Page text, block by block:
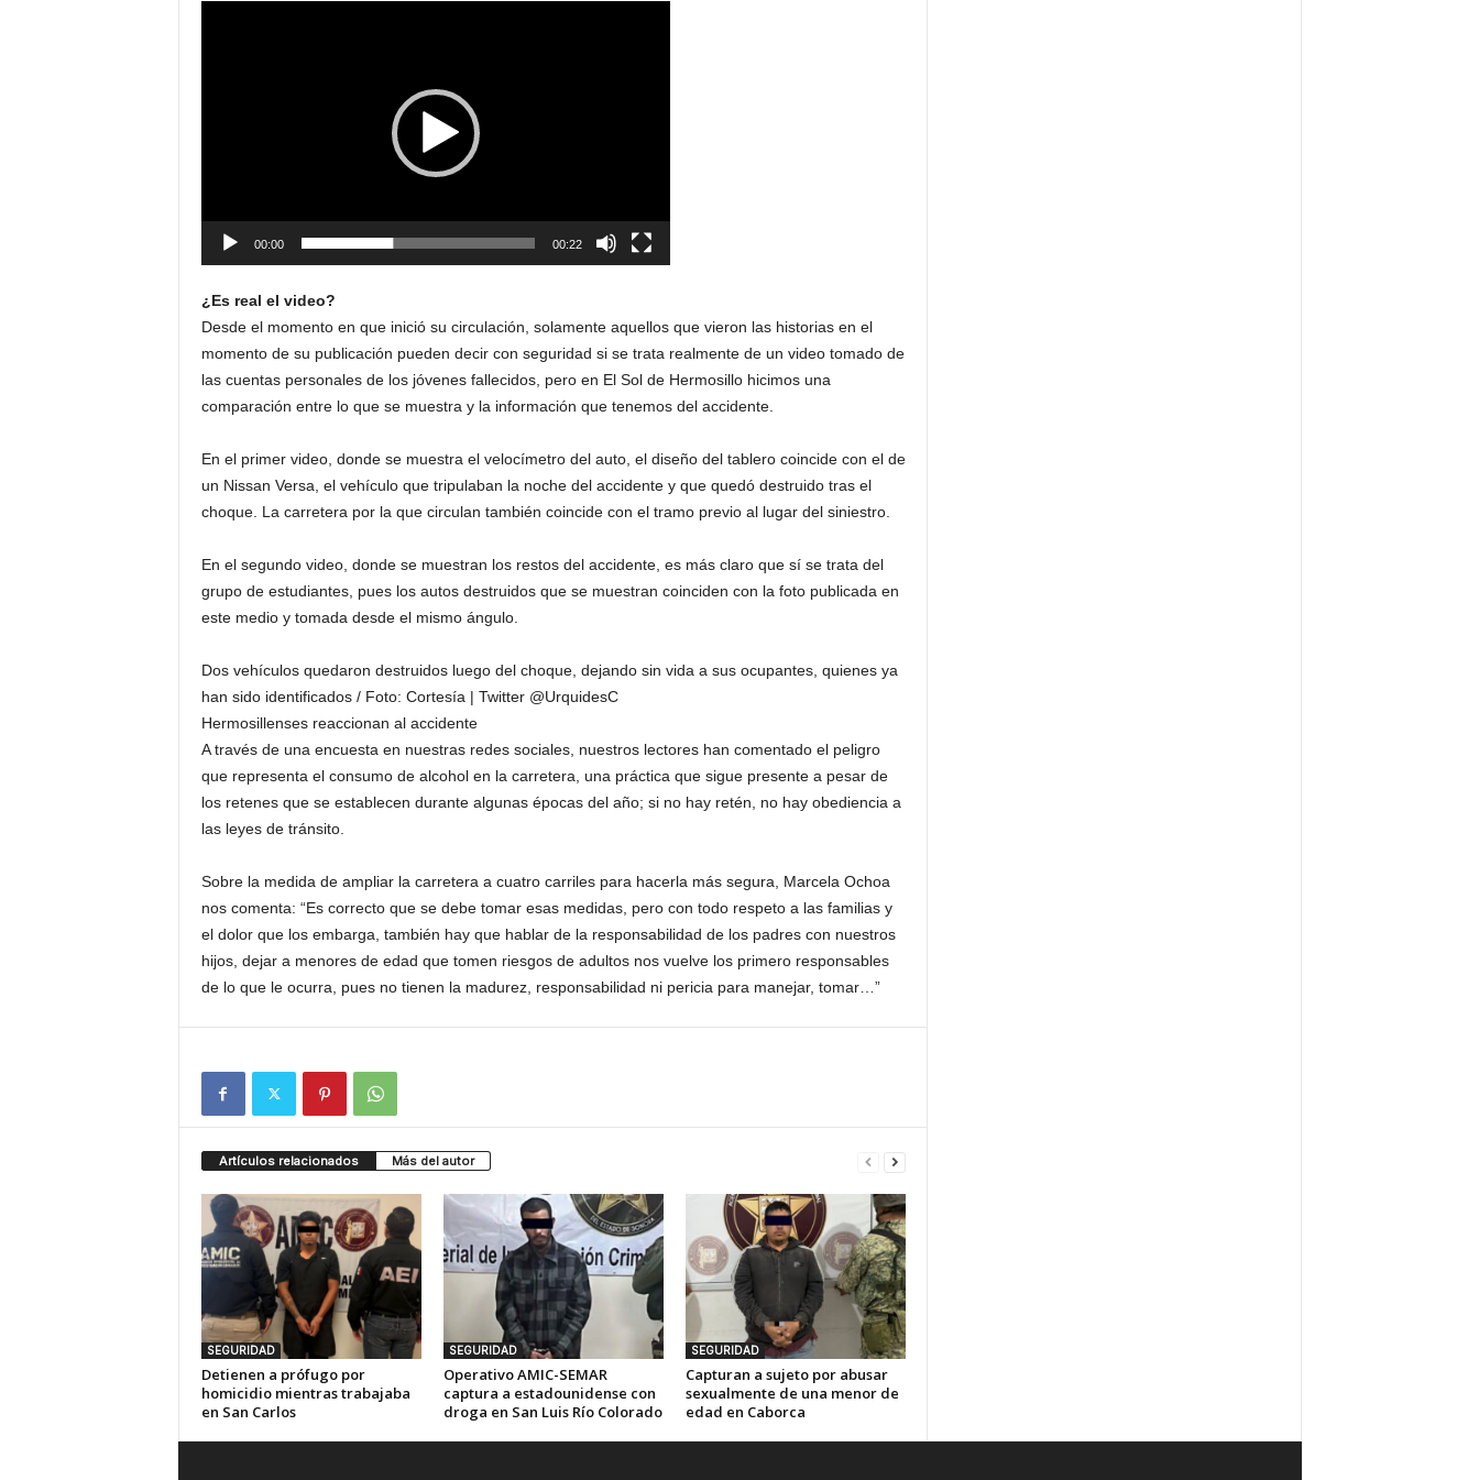
00:00 00:22
¿Es real el video?
Desde el momento en que inició su circulación, solamente aquellos que vieron las historias en el
momento de su publicación pueden decir con seguridad si se trata realmente de un video tomado de
las cuentas personales de los jóvenes fallecidos, pero en El Sol de Hermosillo hicimos una
comparación entre lo que se muestra y la información que tenemos del accidente.
En el primer video, donde se muestra el velocímetro del auto, el diseño del tablero coincide con el de
un Nissan Versa, el vehículo que tripulaban la noche del accidente y que quedó destruido tras el
choque. La carretera por la que circulan también coincide con el tramo previo al lugar del siniestro.
En el segundo video, donde se muestran los restos del accidente, es más claro que sí se trata del
grupo de estudiantes, pues los autos destruidos que se muestran coinciden con la foto publicada en
este medio y tomada desde el mismo ángulo.
Dos vehículos quedaron destruidos luego del choque, dejando sin vida a sus ocupantes, quienes ya
han sido identificados / Foto: Cortesía | Twitter @UrquidesC
Hermosillenses reaccionan al accidente
A través de una encuesta en nuestras redes sociales, nuestros lectores han comentado el peligro
que representa el consumo de alcohol en la carretera, una práctica que sigue presente a pesar de
los retenes que se establecen durante algunas épocas del año; si no hay retén, no hay obediencia a
las leyes de tránsito.
Sobre la medida de ampliar la carretera a cuatro carriles para hacerla más segura, Marcela Ochoa
nos comenta: “Es correcto que se debe tomar esas medidas, pero con todo respeto a las familias y
el dolor que los embarga, también hay que hablar de la responsabilidad de los padres con nuestros
hijos, dejar a menores de edad que tomen riesgos de adultos nos vuelve los primero responsables
de lo que le ocurra, pues no tienen la madurez, responsabilidad ni pericia para manejar, tomar…”
Artículos relacionados Más del autor
SEGURIDAD
Detienen a prófugo por
homicidio mientras trabajaba
en San Carlos
SEGURIDAD
Operativo AMIC-SEMAR
captura a estadounidense con
droga en San Luis Río Colorado
SEGURIDAD
Capturan a sujeto por abusar
sexualmente de una menor de
edad en Caborca